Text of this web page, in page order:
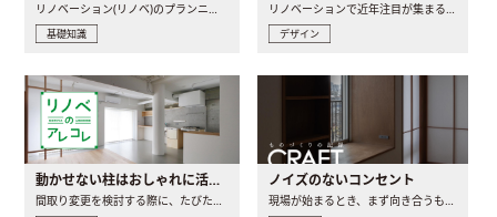
リノベーション(リノベ)のプランニングで一番最初に決めるのは..
基礎知識
リノベーションで近年注目が集まる建築意匠の一つであるアール..
デザイン
動かせない柱はおしゃれに活用！柱を魅せるリノベーション(リノベ)4選
間取り変更を検討する際に、たびたび皆さんの頭を悩ませる動か..
ノイズのないコンセント
現場が始まるとき、まず向き合うものの一つがコンセントです..